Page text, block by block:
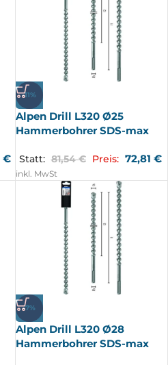
€
-11%
Alpen Drill L320 Ø25
Hammerbohrer SDS-max
Statt: 81,54€ Preis: 72,81 €
inkl. MwSt
-7%
Alpen Drill L320 Ø28
Hammerbohrer SDS-max